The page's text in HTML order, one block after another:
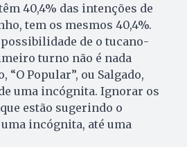
40,4% das intenções de
tem os mesmos 40,4%.
de o tucano-
turno não é nada
“O Popular”, ou Salgado,
uma incógnita. Ignorar os
estão sugerindo o
incógnita, até uma